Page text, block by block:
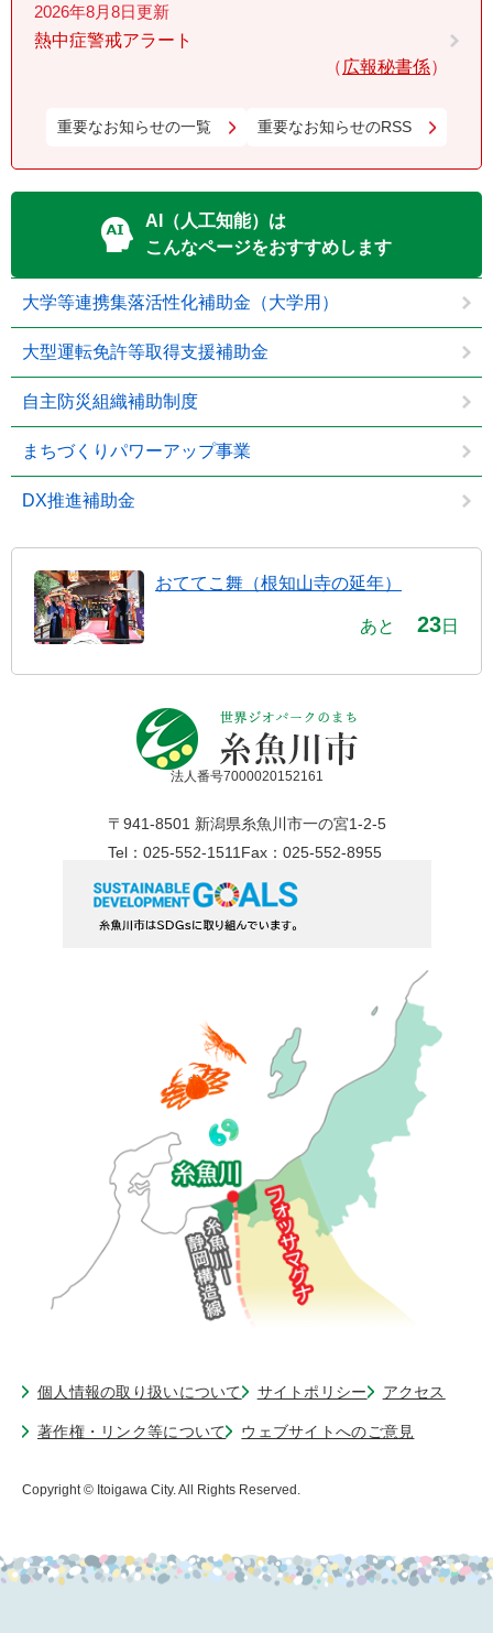
2026年8月8日更新
熱中症警戒アラート
広報秘書係
重要なお知らせの一覧 重要なお知らせのRSS
AI（人工知能）は
こんなページをおすすめします
大学等連携集落活性化補助金（大学用）
大型運転免許等取得支援補助金
自主防災組織補助制度
まちづくりパワーアップ事業
DX推進補助金
おててこ舞（根知山寺の延年）
あと 23日
法人番号7000020152161
〒941-8501 新潟県糸魚川市一の宮1-2-5
Tel：025-552-1511 Fax：025-552-8955
個人情報の取り扱いについて サイトポリシー アクセス
著作権・リンク等について ウェブサイトへのご意見
Copyright © Itoigawa City. All Rights Reserved.